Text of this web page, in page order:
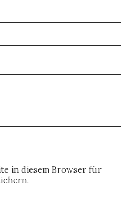
in diesem Browser für